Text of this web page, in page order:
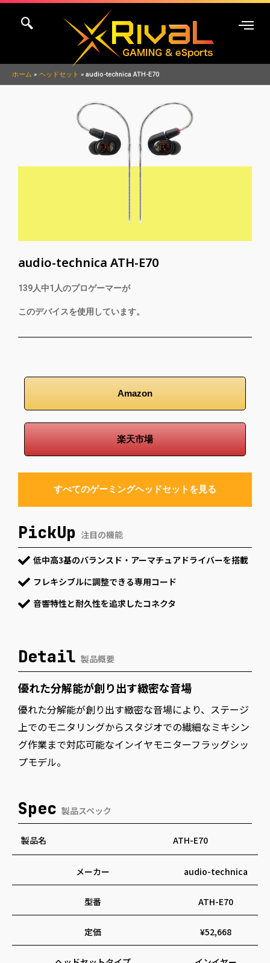
ホーム ヘッドセット audio-technica ATH-E70
audio-technica ATH-E70
139人中1 人のプロゲーマーが
このデバイスを使用しています。
Amazon
楽天市場
すべてのゲーミングヘッドセットを見る
PickUp 注目の機能
低中高3基のバランスド・アーマチュアドライバーを搭載
フレキシブルに調整できる専用コード
音響特性と耐久性を追求したコネクタ
Detail 製品概要
優れた分解能が創り出す緻密な音場
優れた分解能が創り出す緻密な音場により、ステージ
上でのモニタリングからスタジオでの繊細なミキシン
グ作業まで対応可能なインイヤモニターフラッグシッ
プモデル。
Spec 製品スペック
製品名 ATH-E70
メーカー audio-technica
型番 ATH-E70
定価 ¥52,668